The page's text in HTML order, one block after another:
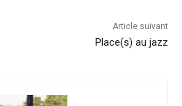
Article suivant
Place(s) au jazz